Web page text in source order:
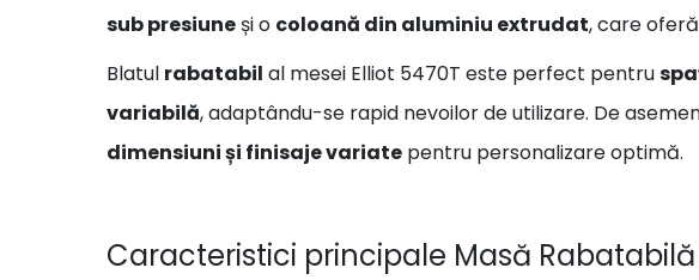
sub presiuneși o coloană din aluminiu extrudat, care
Blatul rabatabil al mesei Elliot 5470T este perfect pentru
variabilă, adaptându-se rapid nevoilor de utilizare. De
dimensiuni și finisaje variate pentru personalizare optimă.
Caracteristici principale Masă Rabatabilă